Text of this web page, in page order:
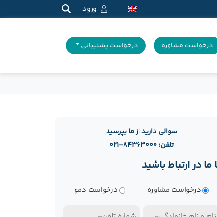
ورود
درخواست مشاوره درخواست پشتیبانی
سوالی دارید از ما بپرسید
تلفن: ۸۴۳۶۳۰۰۰-۰۲۱
ما در ارتباط باشید
نوع
درخواست مشاوره درخواست دمو
نام
تلفن